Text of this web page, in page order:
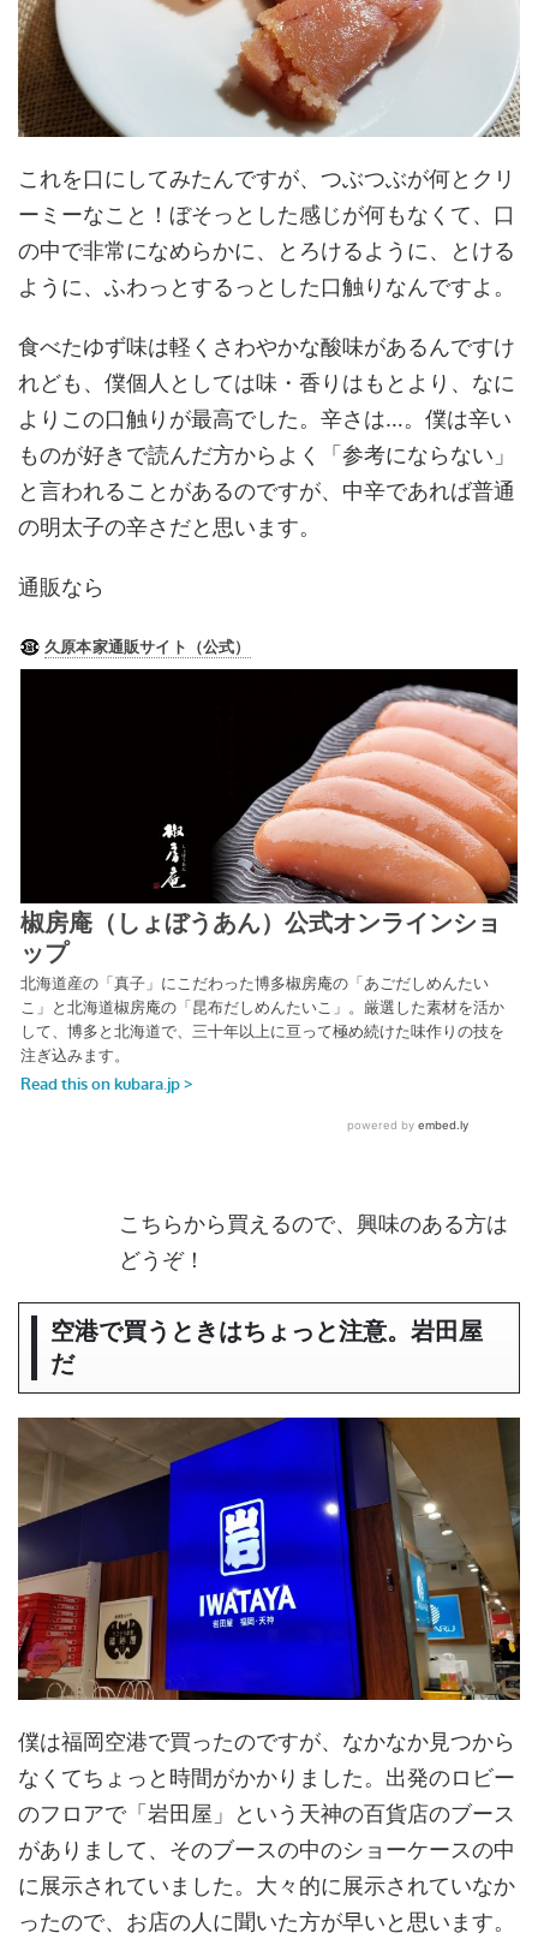
これを口にしてみたんですが、つぶつぶが何とクリ
ーミーなこと！ぼそっとした感じが何もなくて、口
の中で非常になめらかに、とろけるように、とける
ように、ふわっとするっとした口触りなんですよ。
食べたゆず味は軽くさわやかな酸味があるんですけ
れども、僕個人としては味・香りはもとより、なに
よりこの口触りが最高でした。辛さは…。僕は辛い
ものが好きで読んだ方からよく「参考にならない」
と言われることがあるのですが、中辛であれば普通
の明太子の辛さだと思います。
通販なら
こちらから買えるので、興味のある方は
どうぞ！
空港で買うときはちょっと注意。岩田屋
だ
僕は福岡空港で買ったのですが、なかなか見つから
なくてちょっと時間がかかりました。出発のロビー
のフロアで「岩田屋」という天神の百貨店のブース
がありまして、そのブースの中のショーケースの中
に展示されていました。大々的に展示されていなか
ったので、お店の人に聞いた方が早いと思います。